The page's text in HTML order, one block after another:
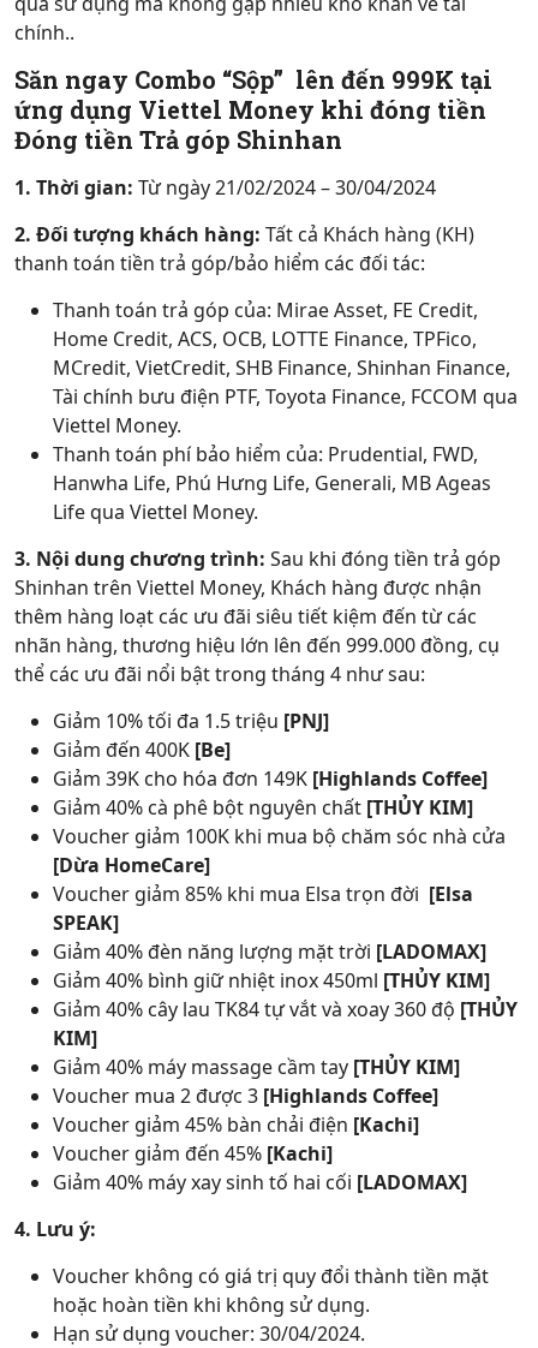
chính..
Săn ngay Combo “Sộp” lên đến 999K tại
ứng dụng Viettel Money khi đóng tiền
Đóng tiền Trả góp Shinhan
1. Thời gian: Từ ngày 21/02/2024 – 30/04/2024
2. Đối tượng khách hàng: Tất cả Khách hàng (KH)
thanh toán tiền trả góp/bảo hiểm các đối tác:
Thanh toán trả góp của: Mirae Asset, FE Credit,
Home Credit, ACS, OCB, LOTTE Finance, TPFico,
MCredit, VietCredit, SHB Finance, Shinhan Finance,
Tài chính bưu điện PTF, Toyota Finance, FCCOM qua
Viettel Money.
Thanh toán phí bảo hiểm của: Prudential, FWD,
Hanwha Life, Phú Hưng Life, Generali, MB Ageas
Life qua Viettel Money.
3. Nội dung chương trình: Sau khi đóng tiền trả góp
Shinhan trên Viettel Money, Khách hàng được nhận
thêm hàng loạt các ưu đãi siêu tiết kiệm đến từ các
nhãn hàng, thương hiệu lớn lên đến 999.000 đồng, cụ
thể các ưu đãi nổi bật trong tháng 4 như sau:
Giảm 10% tối đa 1.5 triệu [PNJ]
Giảm đến 400K [Be]
Giảm 39K cho hóa đơn 149K [Highlands Coffee]
Giảm 40% cà phê bột nguyên chất [THỦY KIM]
Voucher giảm 100K khi mua bộ chăm sóc nhà cửa
[Dừa HomeCare]
Voucher giảm 85% khi mua Elsa trọn đời [Elsa
SPEAK]
Giảm 40% đèn năng lượng mặt trời [LADOMAX]
Giảm 40% bình giữ nhiệt inox 450ml [THỦY KIM]
Giảm 40% cây lau TK84 tự vắt và xoay 360 độ [THỦY
KIM]
Giảm 40% máy massage cầm tay [THỦY KIM]
Voucher mua 2 được 3 [Highlands Coffee]
Voucher giảm 45% bàn chải điện [Kachi]
Voucher giảm đến 45% [Kachi]
Giảm 40% máy xay sinh tố hai cối [LADOMAX]
4. Lưu ý:
Voucher không có giá trị quy đổi thành tiền mặt
hoặc hoàn tiền khi không sử dụng.
Hạn sử dụng voucher: 30/04/2024.